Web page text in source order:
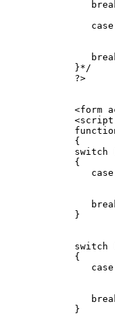
case
}*/
?>
<form
{
switch
{
case
}
switch
{
case
}